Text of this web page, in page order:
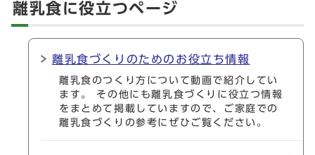
離乳食に役立つページ
離乳食づくりのためのお役立ち情報
離乳食のつくり方について動画で紹介してい
ます。 その他にも離乳食づくりに役立つ情報
をまとめて掲載していますので、ご家庭での
離乳食づくりの参考にぜひご覧ください。